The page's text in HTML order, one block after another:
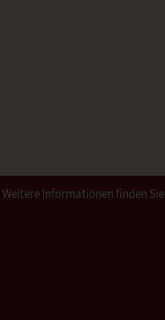
Informationen finden Sie